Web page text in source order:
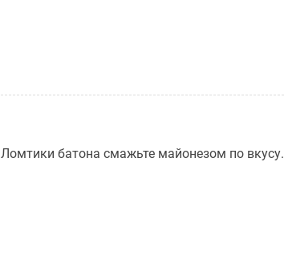
Ломтики батона смажьте майонезом по вкусу.